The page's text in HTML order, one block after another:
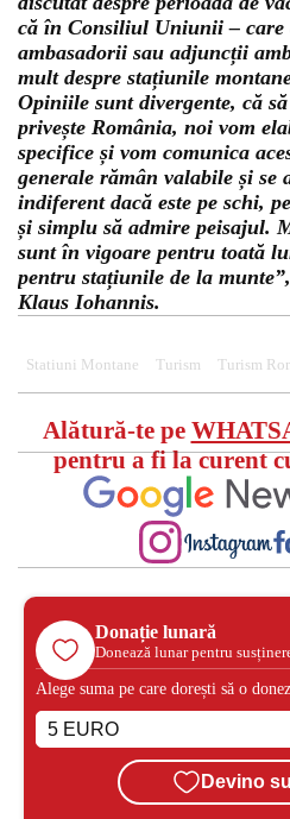
că în Consiliul Uniunii – care
ambasadorii sau adjuncții
mult despre stațiunile
Opiniile sunt divergente, că
privește România, noi vom
specifice și vom comunica
generale rămân valabile și se
indiferent dacă este pe schi,
și simplu să admire peisajul.
sunt în vigoare pentru toată
pentru stațiunile de la
Klaus Iohannis.
Statiuni Montane Turism Turism
Alătură-te pe
pentru a fi la curent
Donație lunară
Donează lunar pentru
Alege suma pe care dorești să o
Devino